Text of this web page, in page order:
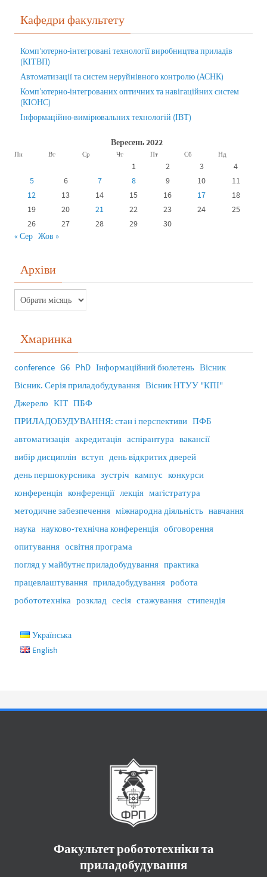
Кафедри факультету
Комп’ютерно-інтегровані технології виробництва приладів
(КІТВП)
Автоматизації та систем неруйнівного контролю (АСНК)
Комп’ютерно-інтегрованих оптичних та навігаційних систем
(КІОНС)
Інформаційно-вимірювальних технологій (ІВТ)
Вересень 2022
Пн Вт Ср Чт Пт Сб Нд
1 2 3
4
5
6 7 8 9 10
11
12
13 14 15 16 17
18
19
20 21 22 23 24
25
26
27 28 29
30
« Сер Жов »
Архіви
Хмаринка
conference G6 PhD Інформаційний бюлетень Вісник
Вісник. Серія приладобудування Вісник НТУУ "КПІ"
Джерело КІТ ПБФ
ПРИЛАДОБУДУВАННЯ: стан і перспективи ПФБ
автоматизація акредитація аспірантура вакансії
вибір дисциплін вступ день відкритих дверей
день першокурсника зустріч кампус конкурси
конференція конференції лекція магістратура
методичне забезпечення міжнародна діяльність навчання
наука науково-технічна конференція обговорення
опитування освітня програма
погляд у майбутнє приладобудування практика
працевлаштування приладобудування робота
робототехніка розклад сесія стажування стипендія
Українська
English
Факультет робототехніки та
приладобудування